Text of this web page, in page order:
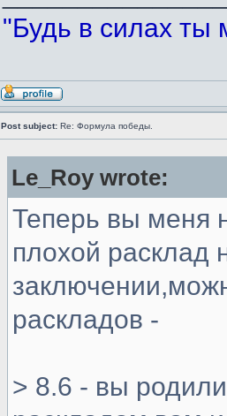
"Будь в силах ты
Post subject: Re: Формула победы.
Le_Roy wrote:
Теперь вы меня
плохой
раскладов -
> 8.6 - вы